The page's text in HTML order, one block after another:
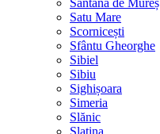
Sântana de Mureș
Satu Mare
Scornicești
Sfântu Gheorghe
Sibiel
Sibiu
Sighișoara
Simeria
Slănic
Slatina